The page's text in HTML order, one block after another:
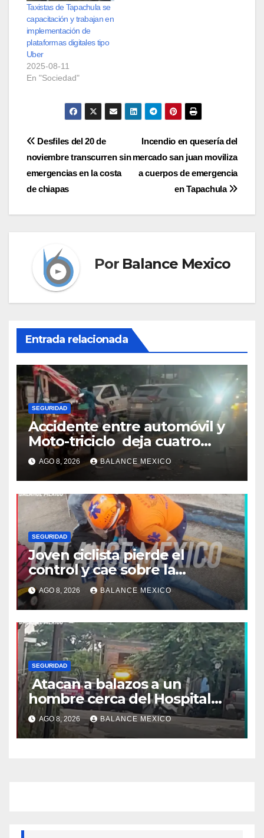
Taxistas de Tapachula se
capacitación y trabajan en
implementación de
plataformas digitales tipo
Uber
2025-08-11
En "Sociedad"
Navegación
de
entradas
Incendio en quesería del
mercado san juan moviliza
a cuerpos de emergencia
en Tapachula
Desfiles del 20 de
noviembre transcurren sin
emergencias en la costa
de chiapas
Por Balance Mexico
Entrada relacionada
SEGURIDAD
Accidente entre automóvil y
Moto-triciclo deja cuatro
lesionados en Tuxtla Chico
AGO 8, 2026 BALANCE MEXICO
SEGURIDAD
Joven ciclista pierde el
control y cae sobre la
banqueta en Tapachula
AGO 8, 2026 BALANCE MEXICO
SEGURIDAD
Atacan a balazos a un
hombre cerca del Hospital
General de Huixtla
AGO 8, 2026 BALANCE MEXICO